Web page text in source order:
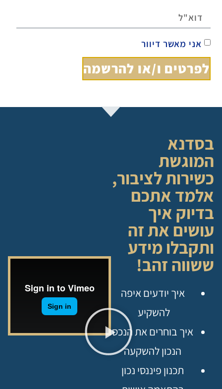
אני מאשר דיוור
לפרטים ו/או להרשמה
בסדנא
המוגשת
כשירות לציבור,
אלמד אתכם
בדיוק איך
עושים את זה
ותקבלו מידע
ששווה זהב!
איך יודעים איפה
להשקיע
איך בוחרים את הנכס
הנכון להשקעה
תכנון פיננסי נכון